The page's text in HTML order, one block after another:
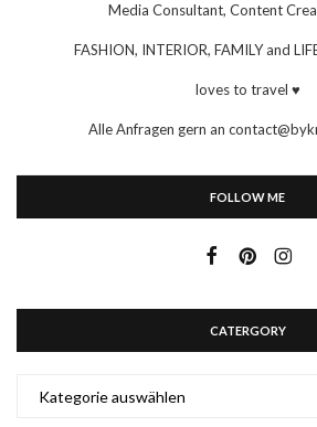
Media Consultant, Content
FASHION, INTERIOR, FAMILY and
loves to travel ♥
Alle Anfragen gern an
FOLLOW ME
CATERGORY